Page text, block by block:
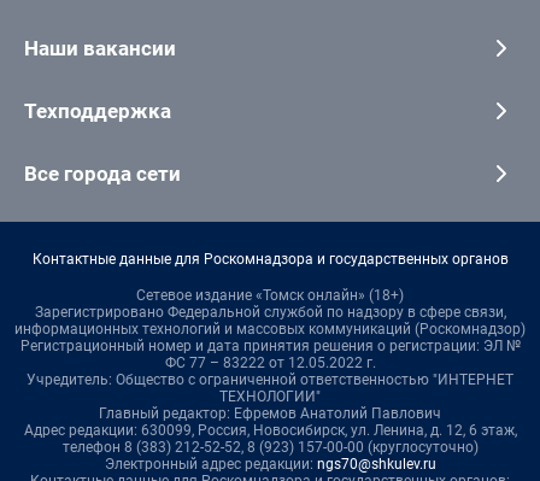
Наши вакансии
Техподдержка
Все города сети
Контактные данные для Роскомнадзора и государственных органов
Сетевое издание «Томск онлайн» (18+)
Зарегистрировано Федеральной службой по надзору в сфере связи,
информационных технологий и массовых коммуникаций (Роскомнадзор)
Регистрационный номер и дата принятия решения о регистрации: ЭЛ №
ФС 77 – 83222 от 12.05.2022 г.
Учредитель: Общество с ограниченной ответственностью "ИНТЕРНЕТ
ТЕХНОЛОГИИ"
Главный редактор: Ефремов Анатолий Павлович
Адрес редакции: 630099, Россия, Новосибирск, ул. Ленина, д. 12, 6 этаж,
телефон 8 (383) 212-52-52, 8 (923) 157-00-00 (круглосуточно)
Электронный адрес редакции: ngs70@shkulev.ru